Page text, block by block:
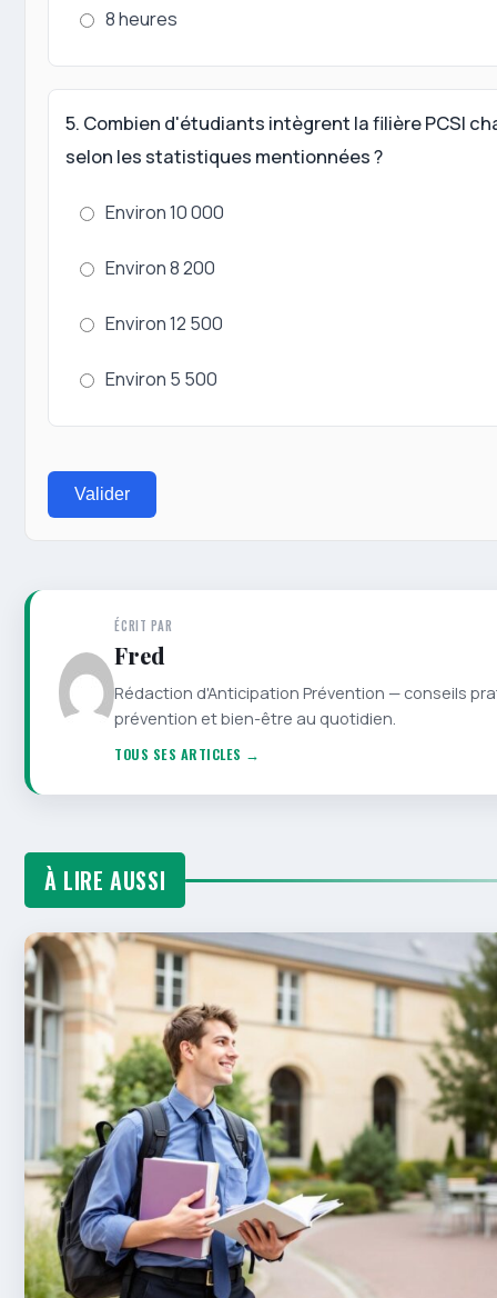
8 heures
5. Combien d'étudiants intègrent la filière PCSI
selon les statistiques mentionnées ?
Environ 10 000
Environ 8 200
Environ 12 500
Environ 5 500
Valider
ÉCRIT PAR
Fred
Rédaction d'Anticipation Prévention — conseils
prévention et bien-être au quotidien.
TOUS SES ARTICLES →
À LIRE AUSSI